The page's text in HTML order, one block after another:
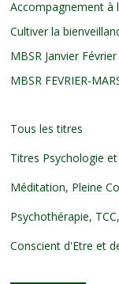
Accompagnement à
Cultiver la
MBSR Janvier
MBSR FEVRIER-
Tous les titres
Titres Psychologie
Méditation, Pleine
Psychothérapie,
Conscient d'Etre et